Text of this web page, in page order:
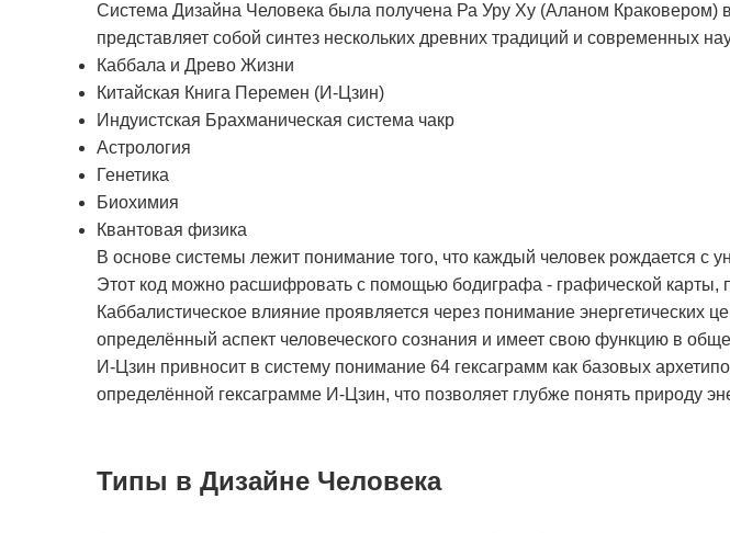
Система Дизайна Человека была получена Ра Уру Ху (Аланом Краковером)
представляет собой синтез нескольких древних традиций и современных
Каббала и Древо Жизни
Китайская Книга Перемен (И-Цзин)
Индуистская Брахманическая система чакр
Астрология
Генетика
Биохимия
Квантовая физика
В основе системы лежит понимание того, что каждый человек рождается с
Этот код можно расшифровать с помощью бодиграфа - графической карты,
Каббалистическое влияние проявляется через понимание
определённый аспект человеческого сознания и имеет свою функцию в
И-Цзин привносит в систему понимание 64 гексаграмм как базовых
определённой гексаграмме И-Цзин, что позволяет глубже понять природу
Типы в Дизайне Человека